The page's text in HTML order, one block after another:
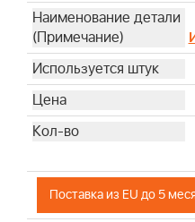
Поставка из EU до 5